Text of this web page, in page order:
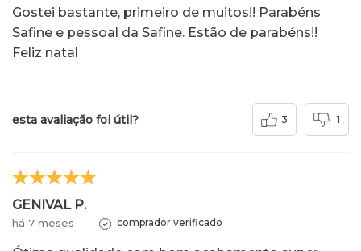
Gostei bastante, primeiro de muitos!! Parabéns
Safine e pessoal da Safine. Estão de parabéns!!
Feliz natal
esta avaliação foi útil? 3 1
GENIVAL P.
há 7 meses comprador verificado